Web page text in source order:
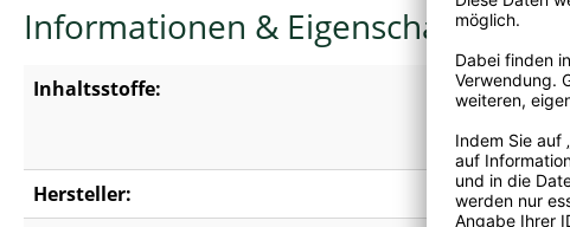
Informationen & Eigenschaften
Inhaltsstoffe:
Wasser,
Hersteller:
Erdal-Rex